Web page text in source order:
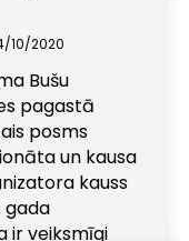
10/2020
Bušu
pagastā
posms
un kausa
kauss
gada
ir veiksmīgi